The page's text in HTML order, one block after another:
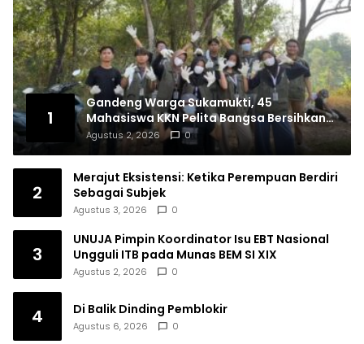
1
Gandeng Warga Sukamukti, 45
Mahasiswa KKN Pelita Bangsa Bersihkan
Drainase Desa
Agustus 2, 2026 0
2
Merajut Eksistensi: Ketika Perempuan Berdiri
Sebagai Subjek
Agustus 3, 2026 0
3
UNUJA Pimpin Koordinator Isu EBT Nasional
Ungguli ITB pada Munas BEM SI XIX
Agustus 2, 2026 0
4 Di Balik Dinding Pemblokir
Agustus 6, 2026 0